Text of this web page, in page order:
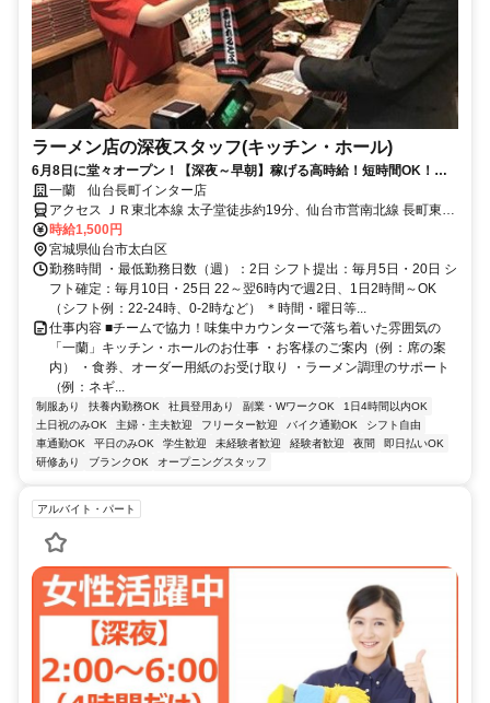
ラーメン店の深夜スタッフ(キッチン・ホール)
6月8日に堂々オープン！【深夜～早朝】稼げる高時給！短時間OK！ス
キマバイトも日払いも可・髪色自由！
一蘭 仙台長町インター店
アクセス ＪＲ東北本線 太子堂徒歩約19分、仙台市営南北線 長町東口
徒歩約21分、ＪＲ東北本線 長町東口徒歩約21分
時給1,500円
宮城県仙台市太白区
勤務時間 ・最低勤務日数（週）：2日 シフト提出：毎月5日・20日 シ
フト確定：毎月10日・25日 22～翌6時内で週2日、1日2時間～OK
（シフト例：22-24時、0-2時など） ＊時間・曜日等...
仕事内容 ■チームで協力！味集中カウンターで落ち着いた雰囲気の
「一蘭」キッチン・ホールのお仕事 ・お客様のご案内（例：席の案
内） ・食券、オーダー用紙のお受け取り ・ラーメン調理のサポート
（例：ネギ...
制服あり 扶養内勤務OK 社員登用あり 副業・WワークOK
1日4時間以内OK
土日祝のみOK
主婦・主夫歓迎 フリーター歓迎 バイク通勤OK
シフト自由
車通勤OK
平日のみOK 学生歓迎 未経験者歓迎 経験者歓迎 夜間
即日払いOK
研修あり
ブランクOK オープニングスタッフ
アルバイト・パート